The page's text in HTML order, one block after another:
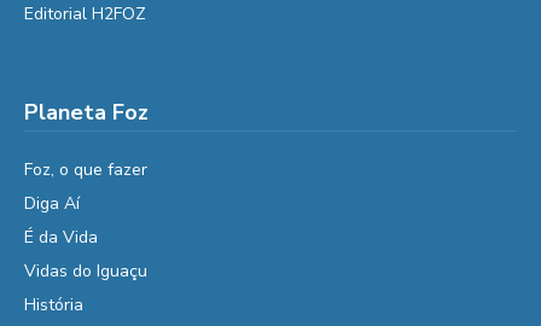
Editorial H2FOZ
Planeta Foz
Foz, o que fazer
Diga Aí
É da Vida
Vidas do Iguaçu
História